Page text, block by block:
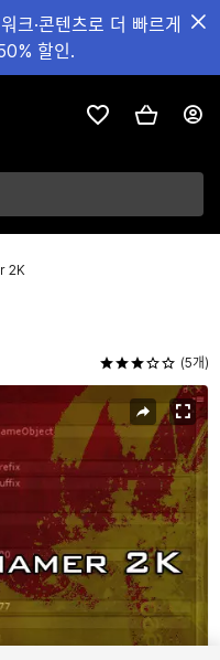
크·콘텐츠로 더 빠르게
할인.
2K
(5개)